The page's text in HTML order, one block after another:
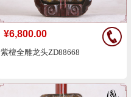
紫檀全雕龙头ZD88668
¥6,800.00